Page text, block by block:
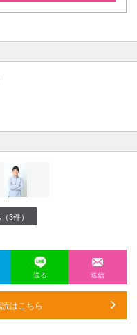
3件）
送る 送信
はこちら